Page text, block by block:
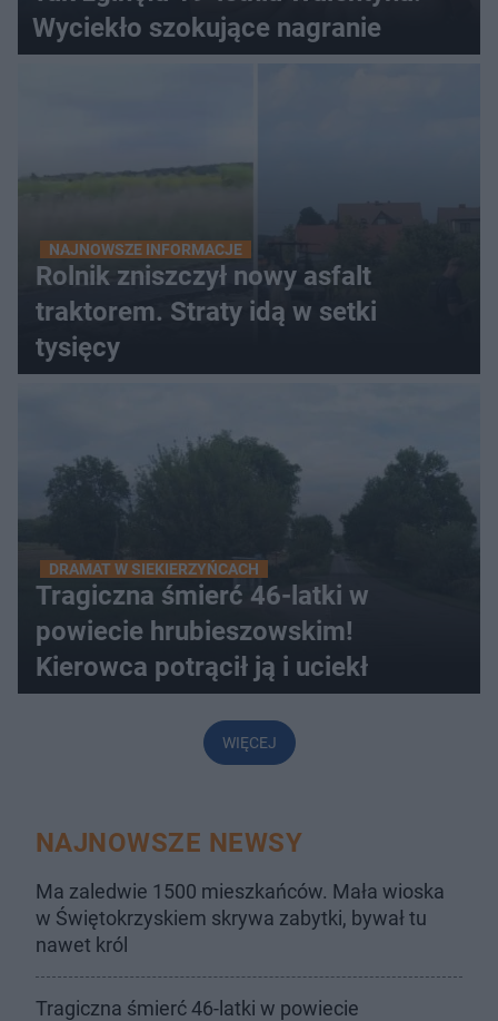
Wyciekło szokujące nagranie
NAJNOWSZE INFORMACJE
Rolnik zniszczył nowy asfalt
traktorem. Straty idą w setki
tysięcy
DRAMAT W SIEKIERZYŃCACH
Tragiczna śmierć 46-latki w
powiecie hrubieszowskim!
Kierowca potrącił ją i uciekł
WIĘCEJ
NAJNOWSZE NEWSY
Ma zaledwie 1500 mieszkańców. Mała wioska
w Świętokrzyskiem skrywa zabytki, bywał tu
nawet król
Tragiczna śmierć 46-latki w powiecie